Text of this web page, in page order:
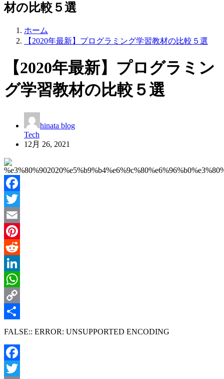
材の比較５選
ホーム
【2020年最新】プログラミング学習教材の比較５選
【2020年最新】プログラミン
グ学習教材の比較５選
hinata blog
Tech
12月 26, 2021
Facebook
Twitter
Email
Pinterest
Reddit
LinkedIn
WhatsApp
Copy
Link
共
有
FALSE:: ERROR: UNSUPPORTED ENCODING
Facebook